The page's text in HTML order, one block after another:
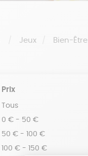
Jeux Bien-Être
Prix
Tous
0 € - 50 €
50 € - 100 €
100 € - 150 €